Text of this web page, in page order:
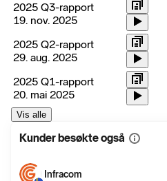
2025 Q3-rapport
19. nov. 2025
2025 Q2-rapport
29. aug. 2025
2025 Q1-rapport
20. mai 2025
Vis alle
Kunder besøkte også Vis
Infracom